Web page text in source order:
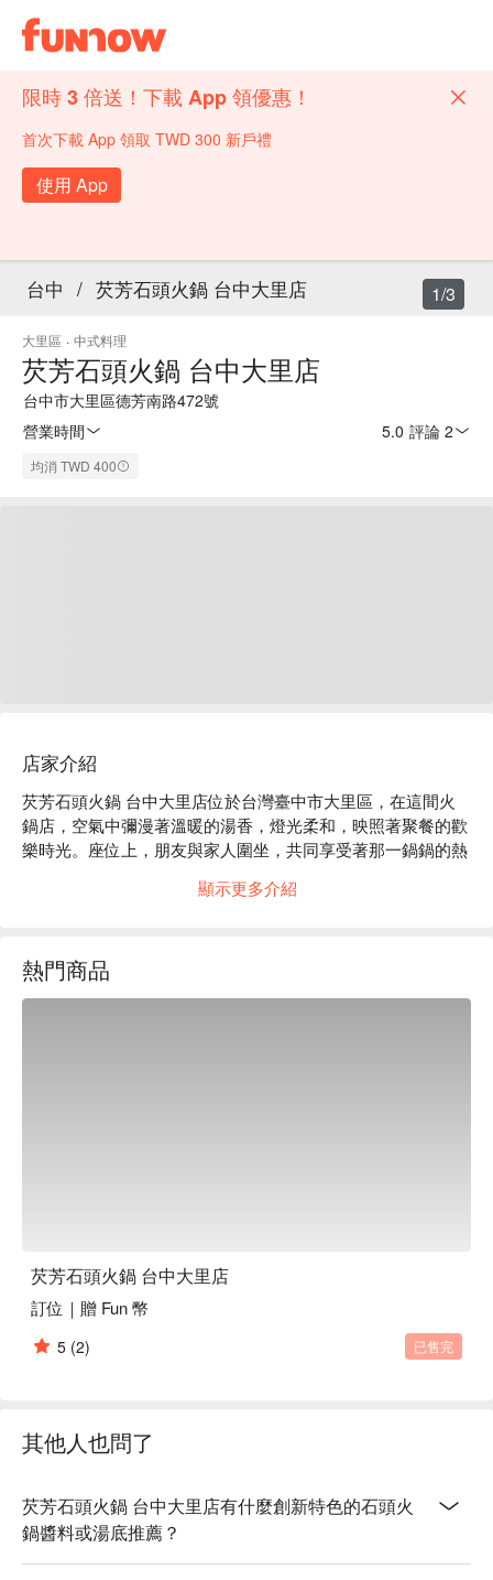
限時 3 倍送！下載 App 領優惠！
首次下載 App 領取 TWD 300 新戶禮
使用 App
台中 / 芡芳石頭火鍋 台中大里店
大里區 · 中式料理
芡芳石頭火鍋 台中大里店
台中市大里區德芳南路472號
營業時間
5.0 評論 2
均消 TWD 400
1/3
店家介紹
芡芳石頭火鍋 台中大里店位於台灣臺中市大里區，在這間火
鍋店，空氣中彌漫著溫暖的湯香，燈光柔和，映照著聚餐的歡
樂時光。座位上，朋友與家人圍坐，共同享受著那一鍋鍋的熱
完美催化劑，大苑子芒果綠茶更是為這一切增添了清新的點
綴。這些精選的項目讓每一餐都成為值得珍藏的記憶。
🥤 特色飲品
【大苑子芒果綠茶】芒果香甜，綠茶清新，入口柔和
💡 未成年請勿飲酒；禁止酒駕
顯示更多介紹
熱門商品
芡芳石頭火鍋 台中大里店
訂位｜贈 Fun 幣
5 (2) 已售完
其他人也問了
芡芳石頭火鍋 台中大里店有什麼創新特色的石頭火
鍋醬料或湯底推薦？